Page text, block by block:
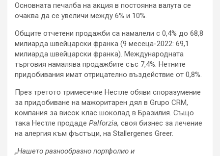
Основната печалба на акция в постоянна валута се
очаква да се увеличи между 6% и 10%.
Общите отчетени продажби са намалели с 0,4% до 68,8
милиарда швейцарски франка (9 месеца-2022: 69,1
милиарда швейцарски франка). Международната
търговия намалява продажбите със 7,4%. Нетните
придобивания имат отрицателно въздействие от 0,8%.
През третото тримесечие Нестле обяви споразумение
за придобиване на мажоритарен дял в Grupo CRM,
компания за висок клас шоколад в Бразилия. Също
така Нестле продаде Palforzia, своя бизнес за лечение
на алергия към фъстъци, на Stallergenes Greer.
„Нашето разнообразно портфолио и